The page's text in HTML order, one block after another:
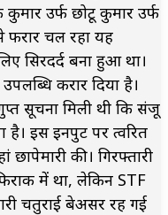
उर्फ छोटू कुमार उर्फ
फरार चल रहा यह
सिरदर्द बना हुआ था।
करार दिया है।
सूचना मिली थी कि संजू
है। इस इनपुट पर त्वरित
की। गिरफ्तारी
में था, लेकिन STF
चतुराई बेअसर रह गई